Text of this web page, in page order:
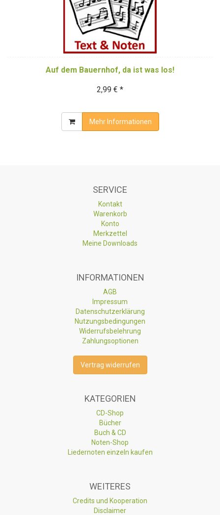
Auf dem Bauernhof, da ist was los!
2,99 € *
Mehr Informationen
SERVICE
Kontakt
Warenkorb
Konto
Merkzettel
Meine Downloads
INFORMATIONEN
AGB
Impressum
Datenschutzerklärung
Nutzungsbedingungen
Widerrufsbelehrung
Zahlungsoptionen
Vertrag widerrufen
KATEGORIEN
CD-Shop
Bücher
Buch & CD
Noten-Shop
Liedernoten einzeln kaufen
WEITERES
Credits und Kooperation
Disclaimer